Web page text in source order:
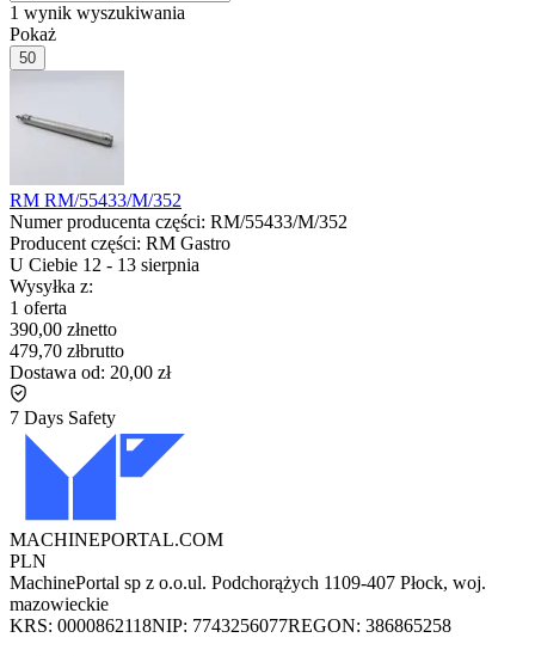
1 wynik wyszukiwania
Pokaż
50
RM RM/55433/M/352
Numer producenta części: RM/55433/M/352
Producent części: RM Gastro
U Ciebie 12 - 13 sierpnia
Wysyłka z:
1 oferta
390,00 złnetto
479,70 złbrutto
Dostawa od: 20,00 zł
7 Days Safety
MACHINEPORTAL.COM
PLN
MachinePortal sp z o.o.ul. Podchorążych 1109-407 Płock, woj.
mazowieckie
KRS: 0000862118NIP: 7743256077REGON: 386865258